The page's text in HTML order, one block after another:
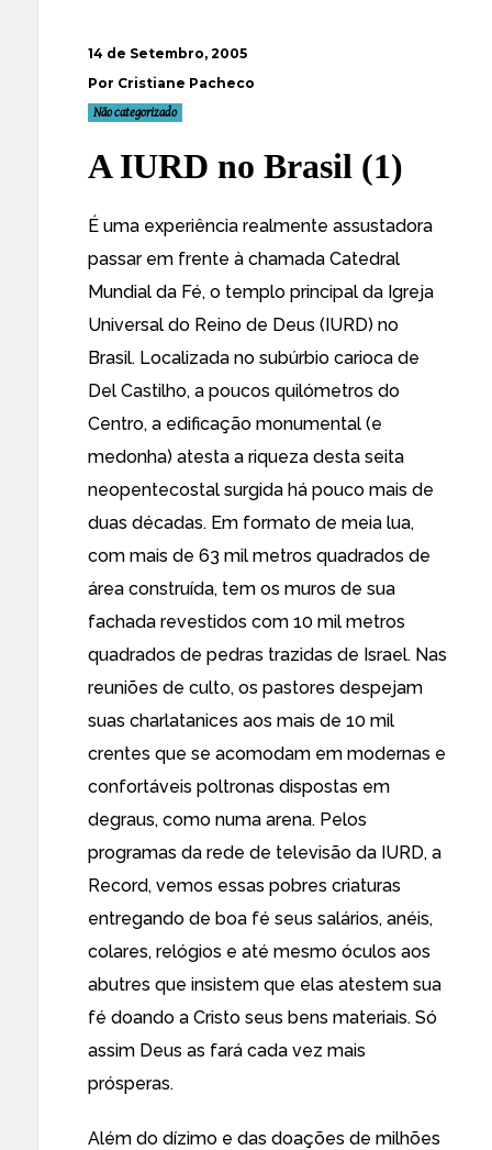
14 de Setembro, 2005
Por Cristiane Pacheco
Não categorizado
A IURD no Brasil (1)
É uma experiência realmente assustadora
passar em frente à chamada Catedral
Mundial da Fé, o templo principal da Igreja
Universal do Reino de Deus (IURD) no
Brasil. Localizada no subúrbio carioca de
Del Castilho, a poucos quilómetros do
Centro, a edificação monumental (e
medonha) atesta a riqueza desta seita
neopentecostal surgida há pouco mais de
duas décadas. Em formato de meia lua,
com mais de 63 mil metros quadrados de
área construída, tem os muros de sua
fachada revestidos com 10 mil metros
quadrados de pedras trazidas de Israel. Nas
reuniões de culto, os pastores despejam
suas charlatanices aos mais de 10 mil
crentes que se acomodam em modernas e
confortáveis poltronas dispostas em
degraus, como numa arena. Pelos
programas da rede de televisão da IURD, a
Record, vemos essas pobres criaturas
entregando de boa fé seus salários, anéis,
colares, relógios e até mesmo óculos aos
abutres que insistem que elas atestem sua
fé doando a Cristo seus bens materiais. Só
assim Deus as fará cada vez mais
prósperas.
Além do dízimo e das doações de milhões